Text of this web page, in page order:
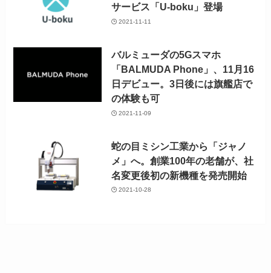
サービス「U-boku」登場
2021-11-11
バルミューダの5Gスマホ
「BALMUDA Phone」、11月16
日デビュー。3日後には旗艦店で
の体験も可
2021-11-09
蛇の目ミシン工業から「ジャノ
メ」へ。創業100年の老舗が、社
名変更後初の新機種を発売開始
2021-10-28